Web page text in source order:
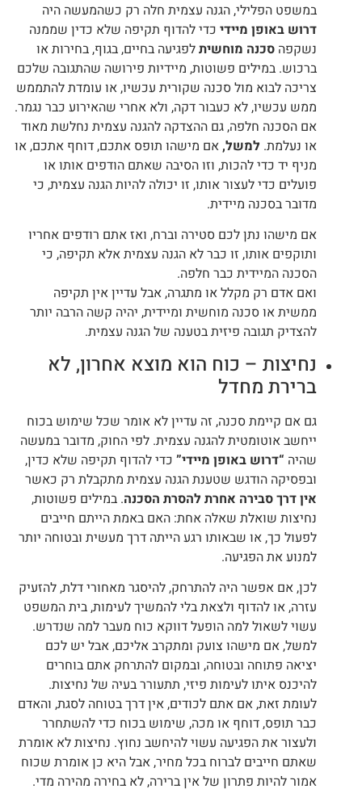
במשפט הפלילי, הגנה עצמית חלה רק כשהמעשה היה
דרוש באופן מיידי כדי להדוף תקיפה שלא כדין שממנה
נשקפה סכנה מוחשיתלפגיעה בחיים, בגוף, בחירות או
ברכוש. במילים פשוטות, מיידיות פירושה שהתגובה שלכם
צריכה לבוא מול סכנה שקורית עכשיו, או עומדת להתממש
ממש עכשיו, לא כעבור דקה, ולא אחרי שהאירוע כבר נגמר.
אם הסכנה חלפה, גם ההצדקה להגנה עצמית נחלשת מאוד
או נעלמת. למשל,אם מישהו תופס אתכם, דוחף אתכם, או
מניף יד כדי להכות, וזו הסיבה שאתם הודפים אותו או
פועלים כדי לעצור אותו, זו יכולה להיות הגנה עצמית, כי
מדובר בסכנה מיידית.
אם מישהו נתן לכם סטירה וברח, ואז אתם רודפים אחריו
ותוקפים אותו, זו כבר לא הגנה עצמית אלא תקיפה, כי
הסכנה המיידית כבר חלפה.
ואם אדם רק מקלל או מתגרה, אבל עדיין אין תקיפה
ממשית או סכנה מוחשית ומיידית, יהיה קשה הרבה יותר
להצדיק תגובה פיזית בטענה של הגנה עצמית.
נחיצות – כוח הוא מוצא אחרון, לא
ברירת מחדל
גם אם קיימת סכנה, זה עדיין לא אומר שכל שימוש בכוח
ייחשב אוטומטית להגנה עצמית. לפי החוק, מדובר במעשה
שהיה “דרוש באופן מיידי” כדי להדוף תקיפה שלא כדין,
ובפסיקה הודגש שטענת הגנה עצמית מתקבלת רק כאשר
אין דרך סבירה אחרת להסרת הסכנה. במילים פשוטות,
נחיצות שואלת שאלה אחת: האם באמת הייתם חייבים
לפעול כך, או שבאותו רגע הייתה דרך מעשית ובטוחה יותר
למנוע את הפגיעה.
לכן, אם אפשר היה להתרחק, להיסגר מאחורי דלת, להזעיק
עזרה, או להדוף ולצאת בלי להמשיך לעימות, בית המשפט
עשוי לשאול למה הופעל דווקא כוח מעבר למה שנדרש.
למשל, אם מישהו צועק ומתקרב אליכם, אבל יש לכם
יציאה פתוחה ובטוחה, ובמקום להתרחק אתם בוחרים
להיכנס איתו לעימות פיזי, תתעורר בעיה של נחיצות.
לעומת זאת, אם אתם לכודים, אין דרך בטוחה לסגת, והאדם
כבר תופס, דוחף או מכה, שימוש בכוח כדי להשתחרר
ולעצור את הפגיעה עשוי להיחשב נחוץ. נחיצות לא אומרת
שאתם חייבים לברוח בכל מחיר, אבל היא כן אומרת שכוח
אמור להיות פתרון של אין ברירה, לא בחירה מהירה מדי.